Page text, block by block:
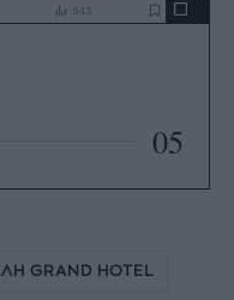
05
GRAND HOTEL